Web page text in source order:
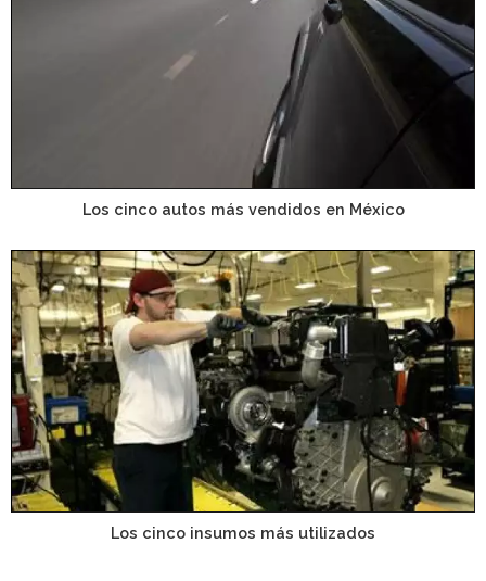
Los cinco autos más vendidos en México
Los cinco insumos más utilizados